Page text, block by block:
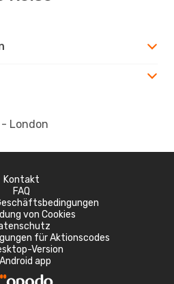
London
Kontakt
FAQ
von Cookies
für Aktionscodes
Version
Android app